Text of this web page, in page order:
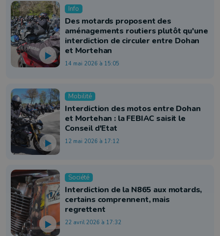
Info
Des motards proposent des
aménagements routiers plutôt qu'une
interdiction de circuler entre Dohan
et Mortehan
14 mai 2026 à 15:05
Mobilité
Interdiction des motos entre Dohan
et Mortehan : la FEBIAC saisit le
Conseil d'Etat
12 mai 2026 à 17:12
Société
Interdiction de la N865 aux motards,
certains comprennent, mais
regrettent
22 avril 2026 à 17:32